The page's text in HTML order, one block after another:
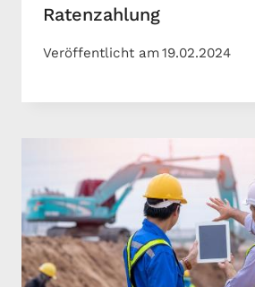
Ratenzahlung
Veröffentlicht am19.02.2024